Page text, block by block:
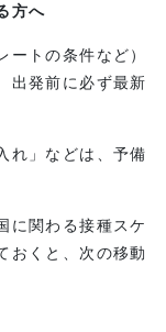
方へ
トの条件など）
出発前に必ず最新
れ」などは、予備
に関わる接種スケ
おくと、次の移動